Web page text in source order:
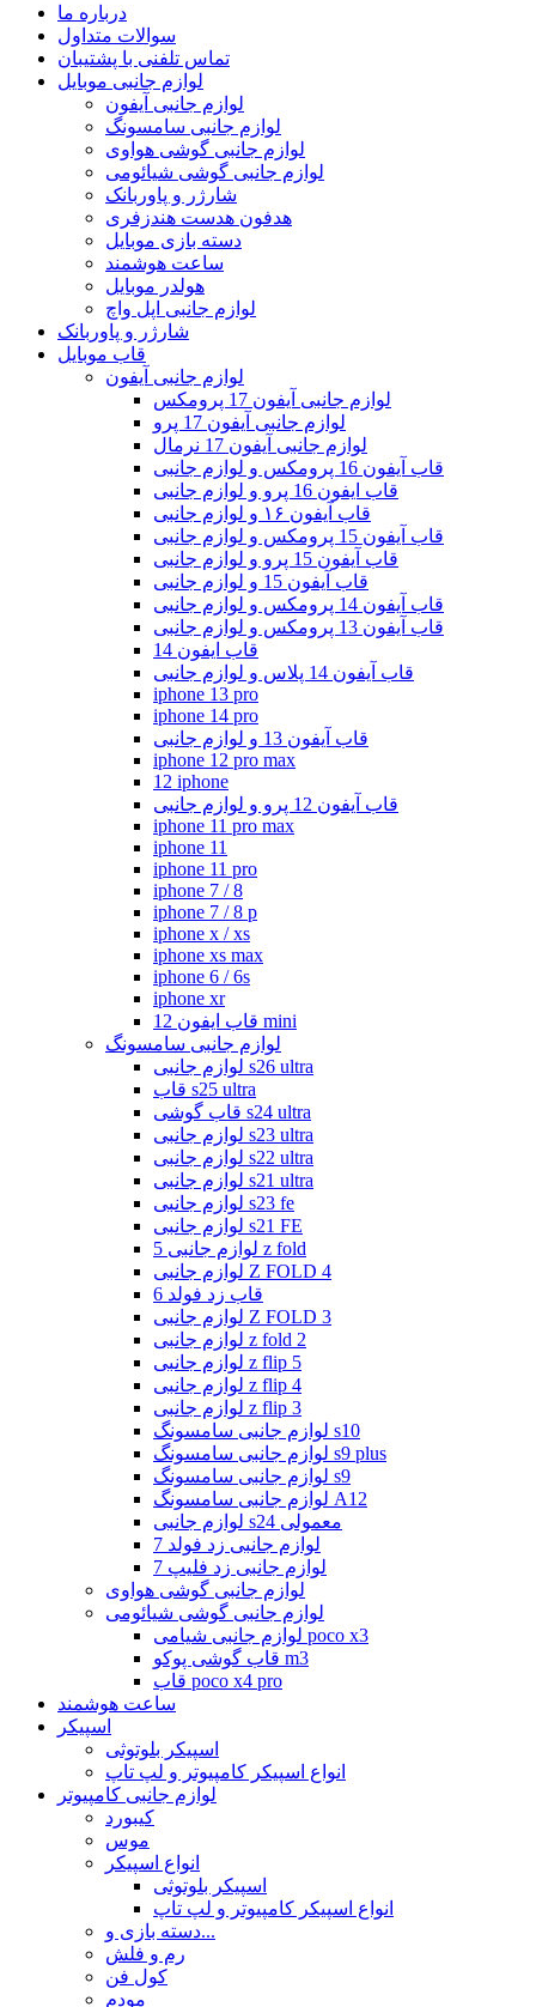
درباره ما
سوالات متداول
تماس تلفنی با پشتیبان
لوازم جانبی موبایل
لوازم جانبی آیفون
لوازم جانبی سامسونگ
لوازم جانبی گوشی هواوی
لوازم جانبی گوشی شیائومی
شارژر و پاوربانک
هدفون هدست هندزفری
دسته بازی موبایل
ساعت هوشمند
هولدر موبایل
لوازم جانبی اپل واچ
شارژر و پاوربانک
قاب موبایل
لوازم جانبی آیفون
لوازم جانبی آیفون 17 پرومکس
لوازم جانبی آیفون 17 پرو
لوازم جانبی آیفون 17 نرمال
قاب آیفون 16 پرومکس و لوازم جانبی
قاب ایفون 16 پرو و لوازم جانبی
قاب آیفون ۱۶ و لوازم جانبی
قاب آیفون 15 پرومکس و لوازم جانبی
قاب آیفون 15 پرو و لوازم جانبی
قاب آیفون 15 و لوازم جانبی
قاب آیفون 14 پرومکس و لوازم جانبی
قاب آیفون 13 پرومکس و لوازم جانبی
قاب ایفون 14
قاب آیفون 14 پلاس و لوازم جانبی
iphone 13 pro
iphone 14 pro
قاب آیفون 13 و لوازم جانبی
iphone 12 pro max
12 iphone
قاب آیفون 12 پرو و لوازم جانبی
iphone 11 pro max
iphone 11
iphone 11 pro
iphone 7 / 8
iphone 7 / 8 p
iphone x / xs
iphone xs max
iphone 6 / 6s
iphone xr
قاب ایفون 12 mini
لوازم جانبی سامسونگ
لوازم جانبی s26 ultra
قاب s25 ultra
قاب گوشی s24 ultra
لوازم جانبی s23 ultra
لوازم جانبی s22 ultra
لوازم جانبی s21 ultra
لوازم جانبی s23 fe
لوازم جانبی s21 FE
لوازم جانبی 5 z fold
لوازم جانبی Z FOLD 4
قاب زد فولد 6
لوازم جانبی Z FOLD 3
لوازم جانبی z fold 2
لوازم جانبی z flip 5
لوازم جانبی z flip 4
لوازم جانبی z flip 3
لوازم جانبی سامسونگ s10
لوازم جانبی سامسونگ s9 plus
لوازم جانبی سامسونگ s9
لوازم جانبی سامسونگ A12
لوازم جانبی s24 معمولی
لوازم جانبی زد فولد 7
لوازم جانبی زد فلیپ 7
لوازم جانبی گوشی هواوی
لوازم جانبی گوشی شیائومی
لوازم جانبی شیامی poco x3
قاب گوشی پوکو m3
قاب poco x4 pro
ساعت هوشمند
اسپیکر
اسپیکر بلوتوثی
انواع اسپیکر کامپیوتر و لپ تاپ
لوازم جانبی کامپیوتر
کیبورد
موس
انواع اسپیکر
اسپیکر بلوتوثی
انواع اسپیکر کامپیوتر و لپ تاپ
دسته بازی و...
رم و فلش
کول فن
مودم